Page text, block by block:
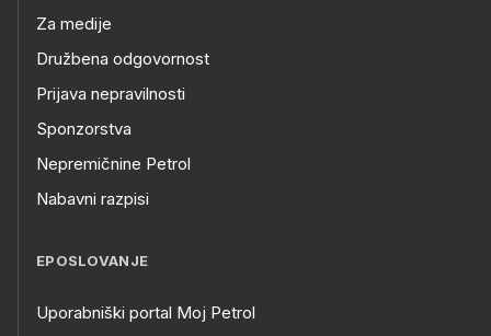
Za medije
Družbena odgovornost
Prijava nepravilnosti
Sponzorstva
Nepremičnine Petrol
Nabavni razpisi
EPOSLOVANJE
Uporabniški portal Moj Petrol